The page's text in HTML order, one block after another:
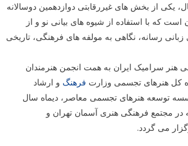
یکی از بخش های غیررقابتی دوازدهمین دوسالانه
که با استفاده از شیوه های بیانی نو و از
رسانه، نگاهی به مولفه های فرهنگی، تاریخی
هنر سرامیک ایران به همت انجمن هنرمندان
کل هنرهای تجسمی وزارت فرهنگ و ارشاد
توسعه هنرهای تجسمی معاصر، دیماه سال
مجتمع فرهنگی هنری آسمان تهران و
می گردد.